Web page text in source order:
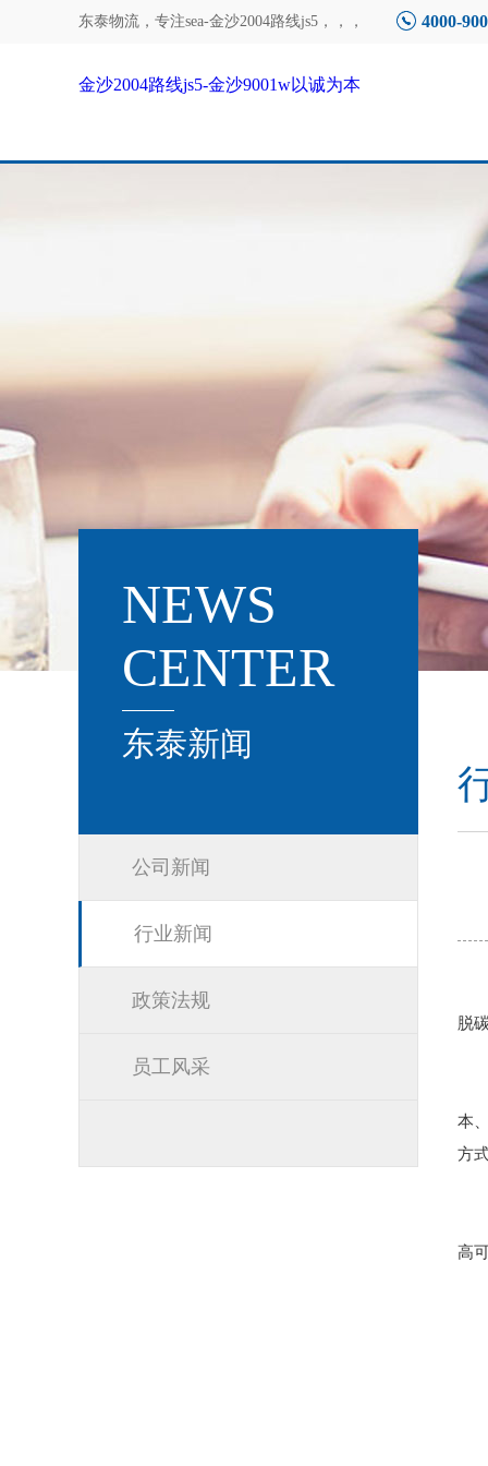
东泰物流，专注sea-金沙2004路线js5 ，，， 4000-
金沙2004路线js5-金沙9001w以诚为本
NEWS
CENTER
东泰新闻
公司新闻
行业新闻
政策法规
员工风采
脱
本
方
高